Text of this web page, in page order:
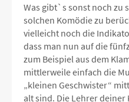
Was gibt`s sonst noch zu
solchen Komödie zu
vielleicht noch die
dass man nun auf die
zum Beispiel aus dem
mittlerweile einfach die
„kleinen Geschwister“
alt sind. Die Lehrer